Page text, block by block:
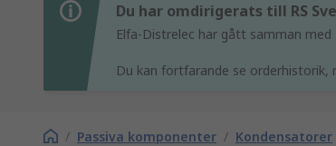
Du har omdirigerats till RS
Elfa-Distrelec har gått samman
Du kan fortfarande se
/ Passiva komponenter / Kondensatorer